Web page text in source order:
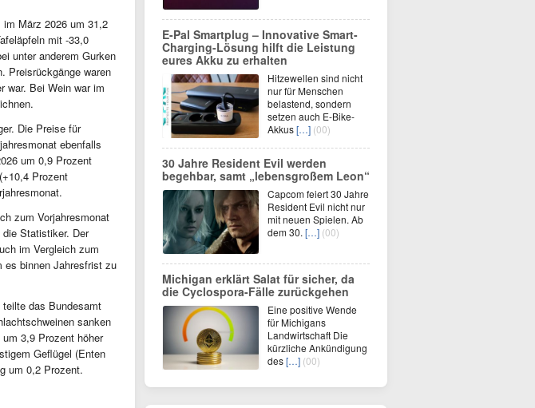
März 2026 um 31,2
mit -33,0
unter anderem Gurken
Preisrückgänge waren
war. Bei Wein war im
Die Preise für
ebenfalls
um 0,9 Prozent
Prozent
zum Vorjahresmonat
Statistiker. Der
im Vergleich zum
es binnen Jahresfrist zu
das Bundesamt
sanken
3,9 Prozent höher
Geflügel (Enten
um 0,2 Prozent.
E-Pal Smartplug – Innovative Smart-
Charging-Lösung hilft die Leistung
eures Akku zu erhalten
Hitzewellen sind nicht
nur für Menschen
belastend, sondern
setzen auch E-Bike-
Akkus[…] (00)
30 Jahre Resident Evil werden
begehbar, samt „lebensgroßem Leon“
Capcom feiert 30 Jahre
Resident Evil nicht nur
mit neuen Spielen. Ab
dem 30. […] (00)
Michigan erklärt Salat für sicher, da
die Cyclospora-Fälle zurückgehen
Eine positive Wende
für Michigans
Landwirtschaft Die
kürzliche Ankündigung
des[…] (00)